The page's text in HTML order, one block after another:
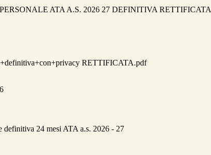
ATA A.S. 2026 27 DEFINITIVA RETTIFICATA
RETTIFICATA.pdf
definitiva 24 mesi ATA a.s. 2026 - 27